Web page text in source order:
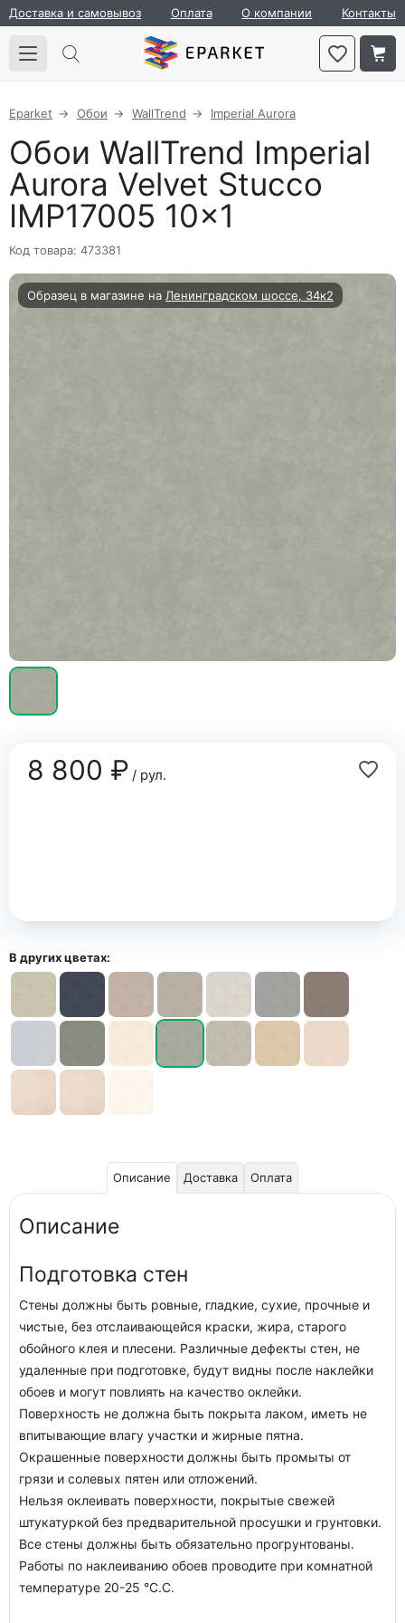
Доставка и самовывоз Оплата О компании Контакты
Eparket Обои WallTrend Imperial Aurora
Обои WallTrend Imperial
Aurora Velvet Stucco
IMP17005 10×1
Код товара: 473381
Образец в магазине на Ленинградском шоссе, 34к2
8 800 ₽/ рул.
В других цветах:
Описание Доставка Оплата
Описание
Подготовка стен
Стены должны быть ровные, гладкие, сухие, прочные и
чистые, без отслаивающейся краски, жира, старого
обойного клея и плесени. Различные дефекты стен, не
удаленные при подготовке, будут видны после наклейки
обоев и могут повлиять на качество оклейки.
Поверхность не должна быть покрыта лаком, иметь не
впитывающие влагу участки и жирные пятна.
Окрашенные поверхности должны быть промыты от
грязи и солевых пятен или отложений.
Нельзя оклеивать поверхности, покрытые свежей
штукатуркой без предварительной просушки и грунтовки.
Все стены должны быть обязательно прогрунтованы.
Работы по наклеиванию обоев проводите при комнатной
температуре 20-25 °C.C.